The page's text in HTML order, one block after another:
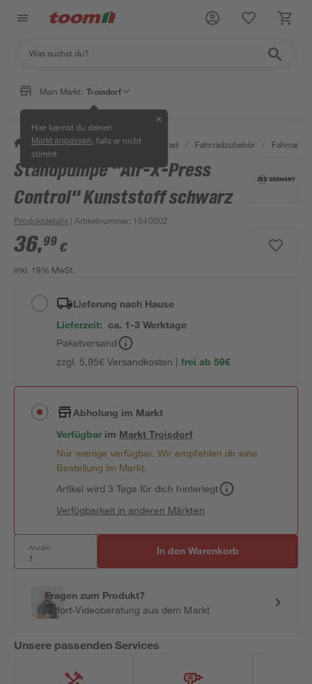
Mein Markt: Troisdorf
Hier kannst du deinen
Markt anpassen , falls er nicht
stimmt.
✕
/ Garten & Freizeit / Auto & Fahrrad / Fahrradzubehör /
Standpumpe "Air-X-Press
Control" Kunststoff schwarz
Produktdetails | Artikelnummer: 1840002
36,99 €
inkl. 19% MwSt.
Lieferung nach Hause
Lieferzeit: ca. 1-3 Werktage
Paketversand
zzgl. 5,95€ Versandkosten | frei ab 59€
Abholung im Markt
Verfügbar im MarktTroisdorf
Nur wenige verfügbar. Wir empfehlen dir eine
Bestellung im Markt.
Artikel wird 3 Tage für dich hinterlegt
Verfügbarkeit in anderen Märkten
Anzahl: In den Warenkorb
Fragen zum Produkt?
Sofort-Videoberatung aus dem Markt
Unsere passenden Services